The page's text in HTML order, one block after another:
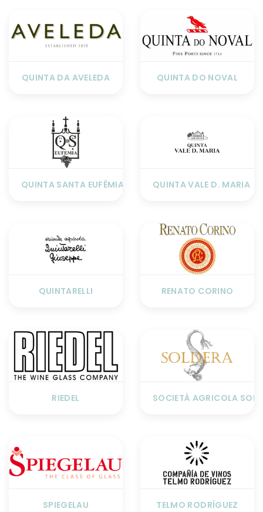
QUINTA DA AVELEDA QUINTA DO NOVAL
QUINTA SANTA EUFÊMIA QUINTA VALE D. MARIA
QUINTARELLI RENATO CORINO
RIEDEL SOCIETÀ AGRICOLA
SPIEGELAU TELMO RODRÍGUEZ